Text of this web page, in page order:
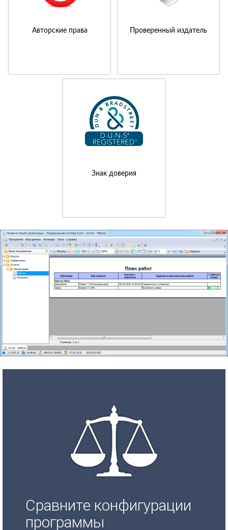
Авторские права Проверенный издатель
Знак доверия
Сравните конфигурации
программы